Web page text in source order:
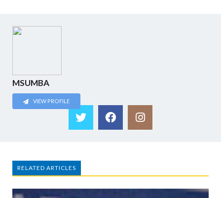
MSUMBA
VIEW PROFILE
RELATED ARTICLES